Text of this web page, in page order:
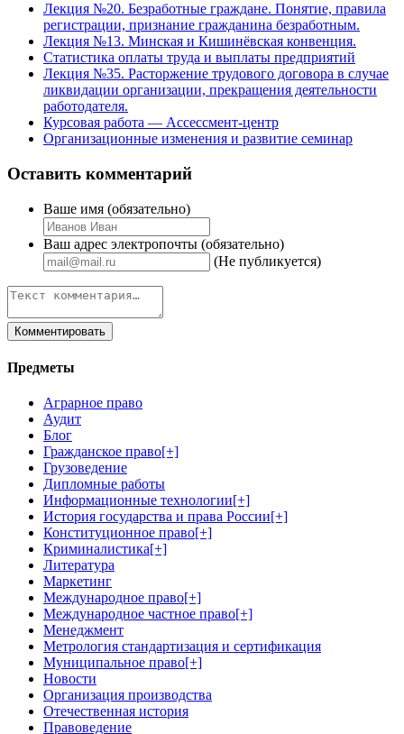
Лекция №20. Безработные граждане. Понятие, правила
регистрации, признание гражданина безработным.
Лекция №13. Минская и Кишинёвская конвенция.
Статистика оплаты труда и выплаты предприятий
Лекция №35. Расторжение трудового договора в случае
ликвидации организации, прекращения деятельности
работодателя.
Курсовая работа — Ассессмент-центр
Организационные изменения и развитие семинар
Оставить комментарий
Ваше имя (обязательно)
Ваш адрес электропочты (обязательно)
(Не публикуется)
Предметы
Аграрное право
Аудит
Блог
Гражданское право[+]
Грузоведение
Дипломные работы
Информационные технологии[+]
История государства и права России[+]
Конституционное право[+]
Криминалистика[+]
Литература
Маркетинг
Международное право[+]
Международное частное право[+]
Менеджмент
Метрология стандартизация и сертификация
Муниципальное право[+]
Новости
Организация производства
Отечественная история
Правоведение